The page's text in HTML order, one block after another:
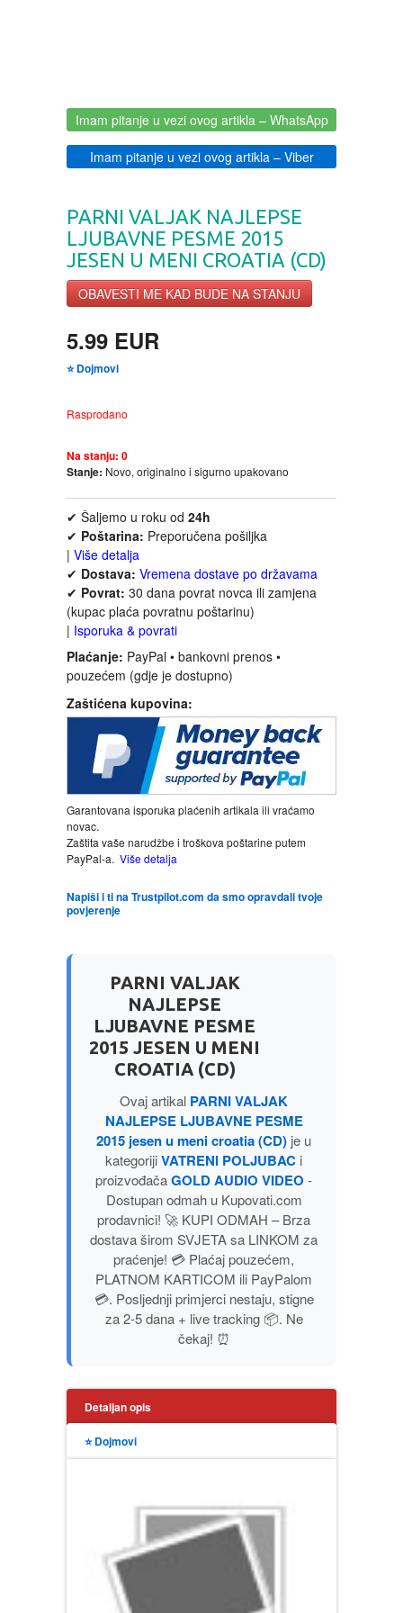
DRAMA
DUH I TELO
ESEJISTIKA
FANTASTIKA
HOROR
INTERNET I RAČUNARI
ISTORIJSKI
KLASICI
KNJIGE ZA DECU
KOMEDIJA
KRIMINALISTIČKI
KUVARI
LJUBAVNI
MITOLOGIJA
NAUČNA FANTASTIKA
NAUKA
POPULARNA PSIHOLOGIJA
PRIČE
PUBLICISTIKA
PUTOPISI
STRIP
TINEJDŽ
UMETNOST
100% PRIRODNO
Imam pitanje u vezi ovog artikla – WhatsApp
Imam pitanje u vezi ovog artikla – Viber
PARNI VALJAK NAJLEPSE
LJUBAVNE PESME 2015
JESEN U MENI CROATIA (CD)
OBAVESTI ME KAD BUDE NA STANJU
5.99 EUR
⭐ Dojmovi
Rasprodano
Na stanju: 0
Stanje: Novo, originalno i sigurno upakovano
✔ Šaljemo u roku od 24h
✔ Poštarina: Preporučena pošiljka
| Više detalja
✔ Dostava: Vremena dostave po državama
✔ Povrat: 30 dana povrat novca ili zamjena
(kupac plaća povratnu poštarinu)
| Isporuka & povrati
Plaćanje: PayPal • bankovni prenos •
pouzećem (gdje je dostupno)
Zaštićena kupovina:
Garantovana isporuka plaćenih artikala ili vraćamo
novac.
Zaštita vaše narudžbe i troškova poštarine putem
PayPal-a. Više detalja
Napiši i ti na Trustpilot.com da smo opravdali tvoje
povjerenje
PARNI VALJAK
NAJLEPSE
LJUBAVNE PESME
2015 JESEN U MENI
CROATIA (CD)
Ovaj artikal PARNI VALJAK
NAJLEPSE LJUBAVNE PESME
2015 jesen u meni croatia (CD) je u
kategorijiVATRENI POLJUBAC i
proizvođačaGOLD AUDIO VIDEO -
Dostupan odmah u Kupovati.com
prodavnici! 🚀 KUPI ODMAH – Brza
dostava širom SVJETA sa LINKOM za
praćenje! 💳 Plaćaj pouzećem,
PLATNOM KARTICOM ili PayPalom
💳. Posljednji primjerci nestaju, stigne
za 2-5 dana + live tracking 📦. Ne
čekaj! ⏰
Detaljan opis
⭐ Dojmovi